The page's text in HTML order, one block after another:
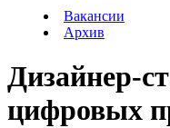
Вакансии
Архив
Дизайнер-
цифровых